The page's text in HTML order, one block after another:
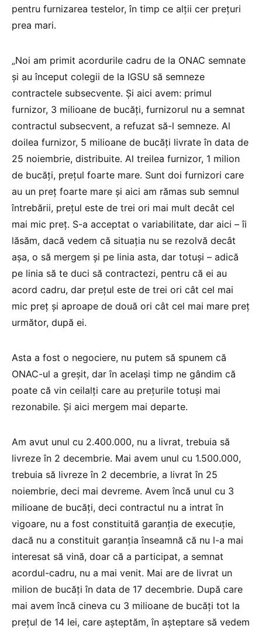
pentru furnizarea testelor, în timp ce alţii cer preţuri
prea mari.
„Noi am primit acordurile cadru de la ONAC semnate
şi au început colegii de la IGSU să semneze
contractele subsecvente. Şi aici avem: primul
furnizor, 3 milioane de bucăţi, furnizorul nu a semnat
contractul subsecvent, a refuzat să-l semneze. Al
doilea furnizor, 5 milioane de bucăţi livrate în data de
25 noiembrie, distribuite. Al treilea furnizor, 1 milion
de bucăţi, preţul foarte mare. Sunt doi furnizori care
au un preţ foarte mare şi aici am rămas sub semnul
întrebării, preţul este de trei ori mai mult decât cel
mai mic preţ. S-a acceptat o variabilitate, dar aici – îi
lăsăm, dacă vedem că situaţia nu se rezolvă decât
aşa, o să mergem şi pe linia asta, dar totuşi – adică
pe linia să te duci să contractezi, pentru că ei au
acord cadru, dar preţul este de trei ori cât cel mai
mic preţ şi aproape de două ori cât cel mai mare preţ
următor, după ei.
Asta a fost o negociere, nu putem să spunem că
ONAC-ul a greşit, dar în acelaşi timp ne gândim că
poate că vin ceilalţi care au preţurile totuşi mai
rezonabile. Şi aici mergem mai departe.
Am avut unul cu 2.400.000, nu a livrat, trebuia să
livreze în 2 decembrie. Mai avem unul cu 1.500.000,
trebuia să livreze în 2 decembrie, a livrat în 25
noiembrie, deci mai devreme. Avem încă unul cu 3
milioane de bucăţi, deci contractul nu a intrat în
vigoare, nu a fost constituită garanţia de execuţie,
dacă nu a constituit garanţia înseamnă că nu l-a mai
interesat să vină, doar că a participat, a semnat
acordul-cadru, nu a mai venit. Mai are de livrat un
milion de bucăţi în data de 17 decembrie. După care
mai avem încă cineva cu 3 milioane de bucăţi tot la
preţul de 14 lei, care aşteptăm, în aşteptare să vedem